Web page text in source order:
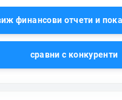
финансови отчети и
сравни с конкуренти